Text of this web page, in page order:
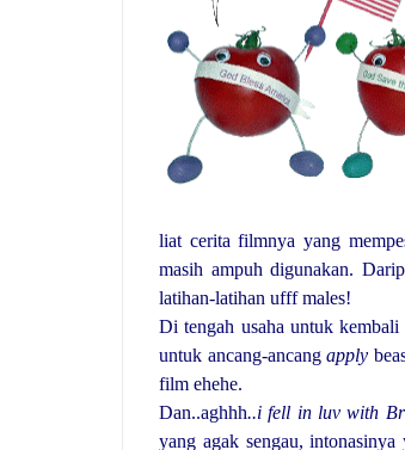
liat cerita filmnya yang
masih ampuh digunakan.
latihan-latihan ufff males!
Di tengah usaha untuk kembali
untuk ancang-ancangapply
film ehehe.
Dan..aghhh..i fell in luv with
yang agak sengau,